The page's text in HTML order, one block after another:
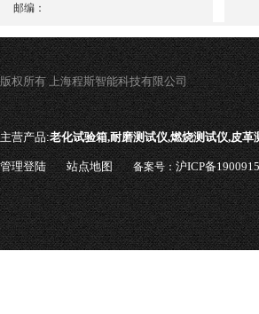
邮编：
版权所有 上海程斯智能科技有限公司
主营产品:老化试验箱,耐磨测试仪,燃烧测试仪,皮革
管理登陆 站点地图 备案号：沪ICP备